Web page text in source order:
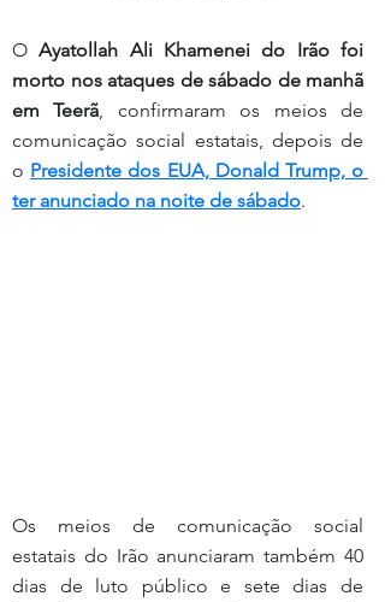
O Ayatollah Ali Khamenei do Irão foi
morto nos ataques de sábado de manhã
em Teerã, confirmaram os meios de
comunicação social estatais, depois de
o Presidente dos EUA, Donald Trump, o
ter anunciado na noite de sábado.
Os meios de comunicação social
estatais do Irão anunciaram também 40
dias de luto público e sete dias de